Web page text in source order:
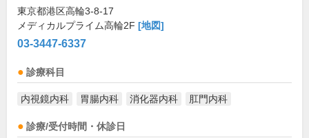
東京都港区高輪3-8-17
メディカルプライム高輪2F [地図]
03-3447-6337
診療科目
内視鏡内科 胃腸内科 消化器内科 肛門内科
診療/受付時間・休診日